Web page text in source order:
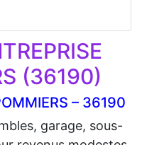
(36190)
– 36190
garage, sous-